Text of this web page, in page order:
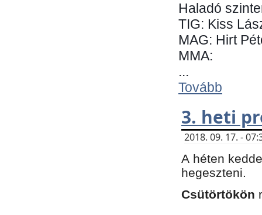
Haladó
TIG: Kiss
MAG: Hirt
MMA:
...
Tovább
3. heti
2018. 09. 17. -
A héten
hegeszteni.
Csütörtökön